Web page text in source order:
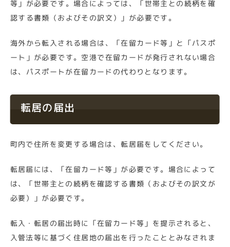
等」が必要です。場合によっては、「世帯主との続柄を確
認する書類（およびその訳文）」が必要です。
海外から転入される場合は、「在留カード等」と「パスポ
ート」が必要です。空港で在留カードが発行されない場合
は、パスポートが在留カードの代わりとなります。
転居の届出
町内で住所を変更する場合は、転居届をしてください。
転居届には、「在留カード等」が必要です。場合によって
は、「世帯主との続柄を確認する書類（およびその訳文が
必要）」が必要です。
転入・転居の届出時に「在留カード等」を提示されると、
入管法等に基づく住居地の届出を行ったこととみなされま